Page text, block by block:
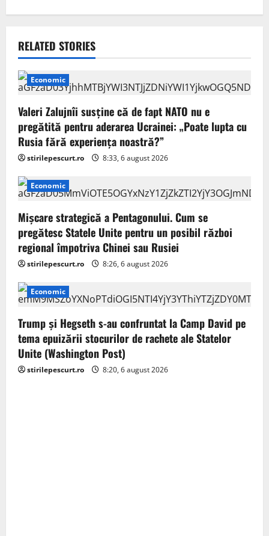
v
i
g
a
t
i
o
n
RELATED STORIES
Economic
Valeri Zalujnîi susține că de fapt NATO nu e
pregătită pentru aderarea Ucrainei: „Poate lupta cu
Rusia fără experiența noastră?”
stirilepescurt.ro 8:33, 6 august 2026
Economic
Mișcare strategică a Pentagonului. Cum se
pregătesc Statele Unite pentru un posibil război
regional împotriva Chinei sau Rusiei
stirilepescurt.ro 8:26, 6 august 2026
Economic
Trump şi Hegseth s-au confruntat la Camp David pe
tema epuizării stocurilor de rachete ale Statelor
Unite (Washington Post)
stirilepescurt.ro 8:20, 6 august 2026